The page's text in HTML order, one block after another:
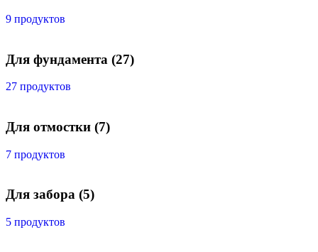
9 продуктов
Для фундамента (27)
27 продуктов
Для отмостки (7)
7 продуктов
Для забора (5)
5 продуктов